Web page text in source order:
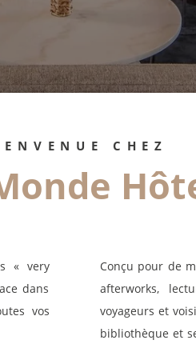
CHEZ
« very
dans
vos
Conçu pour de
afterworks,
voyageurs et
bibliothèque et